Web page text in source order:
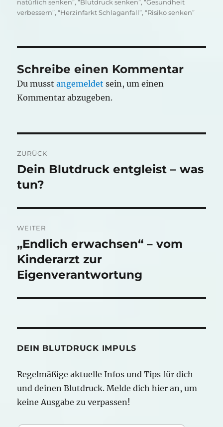
natürlich senken”,“Blutdruck senken”,“Gesundheit
verbessern”,“Herzinfarkt Schlaganfall”,“Risiko senken”
Schreibe einen Kommentar
Du musstangemeldet sein, um einen
Kommentar abzugeben.
ZURÜCK
Vorheriger
Beitrag:
Dein Blutdruck entgleist – was
tun?
WEITER
Nächster
Beitrag:
„Endlich erwachsen“ – vom
Kinderarzt zur
Eigenverantwortung
DEIN BLUTDRUCK IMPULS
Regelmäßige aktuelle Infos und Tips für dich
und deinen Blutdruck. Melde dich hier an, um
keine Ausgabe zu verpassen!